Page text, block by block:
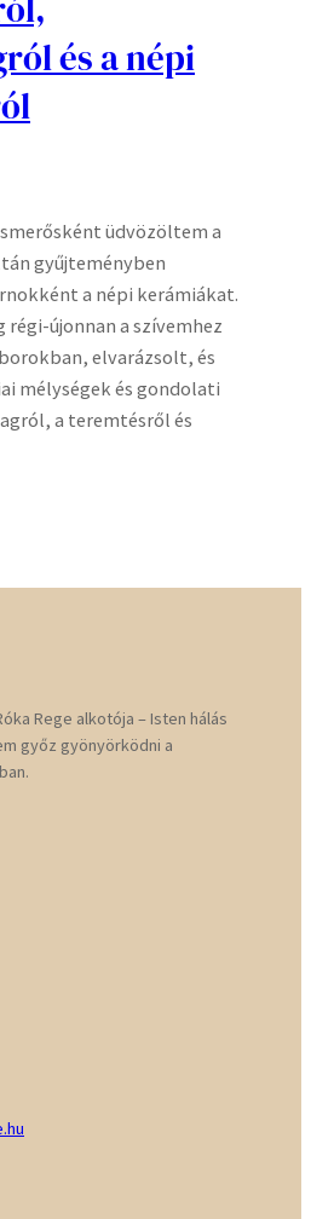
és a népi
üdvözöltem a
gyűjteményben
a népi kerámiákat.
régi-újonnan a szívemhez
elvarázsolt, és
mélységek és gondolati
a teremtésről és
Rege alkotója – Isten hálás
győz gyönyörködni a